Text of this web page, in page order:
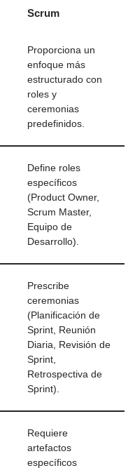
Scrum
Proporciona un
enfoque más
estructurado con
roles y
ceremonias
predefinidos.
Define roles
específicos
(Product Owner,
Scrum Master,
Equipo de
Desarrollo).
Prescribe
ceremonias
(Planificación de
Sprint, Reunión
Diaria, Revisión de
Sprint,
Retrospectiva de
Sprint).
Requiere
artefactos
específicos